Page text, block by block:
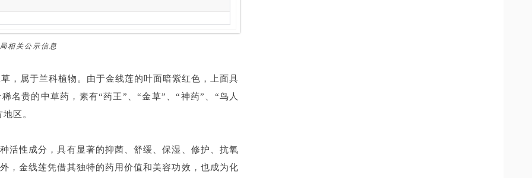
相关公示信息
，属于兰科植物。由于金线莲的叶面暗紫红色，上面具
名贵的中草药，素有“药王”、“金草”、“神药”、“鸟人
区。
活性成分，具有显著的抑菌、舒缓、保湿、修护、抗氧
，金线莲凭借其独特的药用价值和美容功效，也成为化